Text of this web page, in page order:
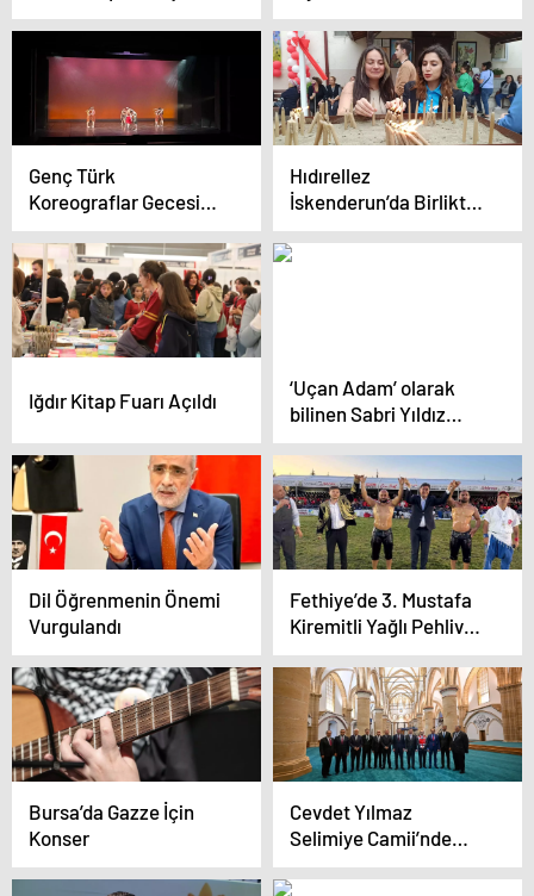
öncesinde müzik
Genç Türk
Koreograflar Gecesi
Antalya’da
Hıdırellez
İskenderun’da Birlikte
Kutlandı
Iğdır Kitap Fuarı Açıldı
‘Uçan Adam’ olarak
bilinen Sabri Yıldız
hayatını kaybetti
Dil Öğrenmenin Önemi
Vurgulandı
Fethiye’de 3. Mustafa
Kiremitli Yağlı Pehlivan
Güreşleri Düzenlendi
Bursa’da Gazze İçin
Konser
Cevdet Yılmaz
Selimiye Camii’nde
İnceleme Yaptı